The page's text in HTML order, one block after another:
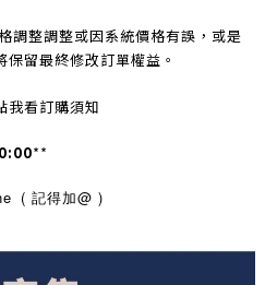
調整調整或因系統價格有誤，或是
留最終修改訂單權益。
我看訂購須知
**
( 記得加@ )